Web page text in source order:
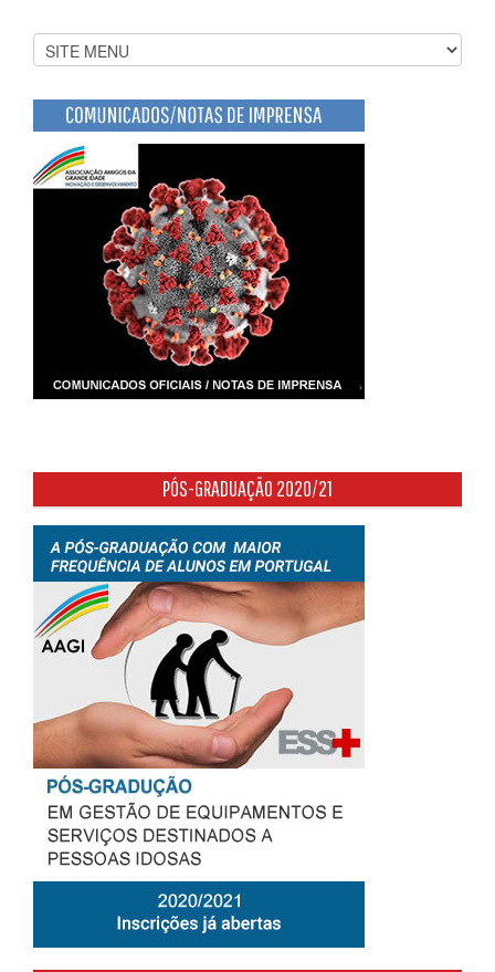
PÓS-GRADUAÇÃO 2020/21